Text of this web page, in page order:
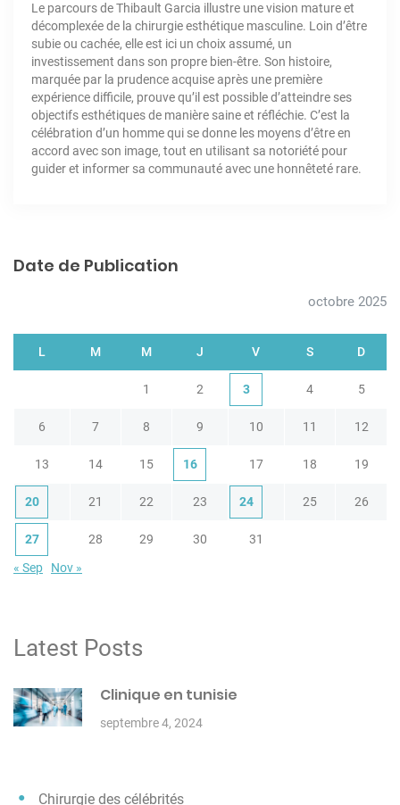
Le parcours de Thibault Garcia illustre une vision mature et
décomplexée de la chirurgie esthétique masculine. Loin d’être
subie ou cachée, elle est ici un choix assumé, un
investissement dans son propre bien-être. Son histoire,
marquée par la prudence acquise après une première
expérience difficile, prouve qu’il est possible d’atteindre ses
objectifs esthétiques de manière saine et réfléchie. C’est la
célébration d’un homme qui se donne les moyens d’être en
accord avec son image, tout en utilisant sa notoriété pour
guider et informer sa communauté avec une honnêteté rare.
Date de Publication
octobre 2025
L M M J V S D
1 2 3 4 5
6 7 8 9 10 11 12
13 14 15 16 17 18 19
20 21 22 23 24 25 26
27 28 29 30
31
« Sep
Nov »
Latest Posts
Clinique en tunisie
septembre 4, 2024
Chirurgie des célébrités